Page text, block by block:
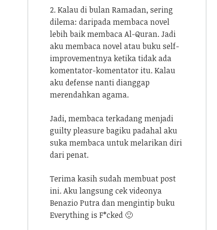
2. Kalau di bulan Ramadan, sering
dilema: daripada membaca novel
lebih baik membaca Al-Quran. Jadi
aku membaca novel atau buku self-
improvementnya ketika tidak ada
komentator-komentator itu. Kalau
aku defense nanti dianggap
merendahkan agama.
Jadi, membaca terkadang menjadi
guilty pleasure bagiku padahal aku
suka membaca untuk melarikan diri
dari penat.
Terima kasih sudah membuat post
ini. Aku langsung cek videonya
Benazio Putra dan mengintip buku
Everything is F*cked 🙂